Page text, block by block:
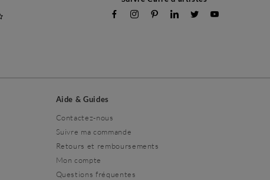
Aide & Guides
Contactez-nous
Suivre ma commande
Retours et remboursements
Mon compte
Questions fréquentes